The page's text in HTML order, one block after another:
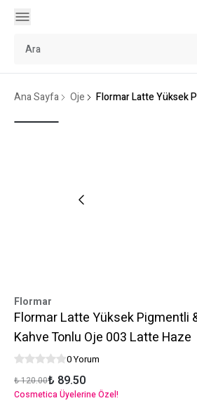
Ana Sayfa Oje Flormar Latte Yüksek
Flormar
Flormar Latte Yüksek Pigmentli
Kahve Tonlu Oje 003 Latte Haze
0 Yorum
₺ 120.00₺ 89.50
Cosmetica Üyelerine Özel!